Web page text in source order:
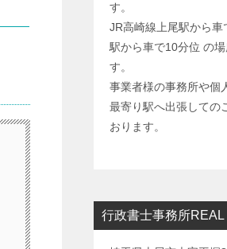
す。
JR高崎線上尾駅から車
駅から車で10分位 の場
す。
事業者様の事務所や個
最寄り駅へ出張しての
おります。
行政書士事務所